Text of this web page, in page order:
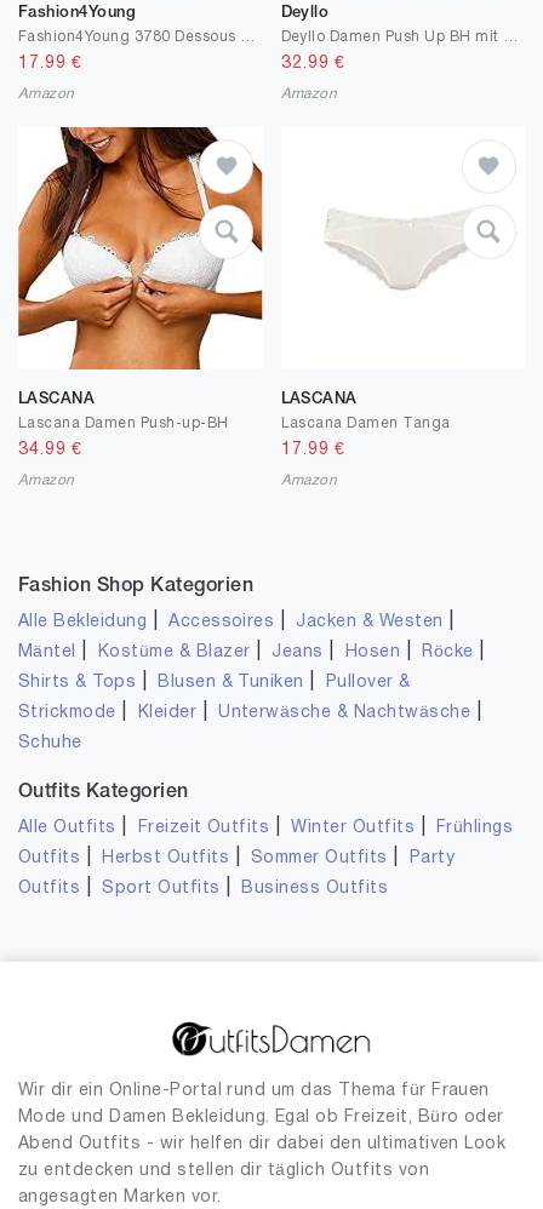
Fashion4Young
17.99 €
Amazon
Deyllo
32.99 €
Amazon
LASCANA
Lascana Damen Push-up-BH
34.99 €
Amazon
LASCANA
Lascana Damen Tanga
17.99 €
Amazon
Fashion Shop Kategorien
Alle Bekleidung |Accessoires Jacken & Westen
Mäntel Kostüme & Blazer Jeans Hosen Röcke
Shirts & Tops Blusen & Tuniken
Pullover &
Strickmode
Kleider |Unterwäsche & Nachtwäsche
Schuhe
Outfits Kategorien
Alle Outfits Freizeit Outfits |Winter Outfits
Frühlings
Outfits
Herbst Outfits Sommer Outfits
Party
Outfits
Sport Outfits Business Outfits
Wir dir ein Online-Portal rund um das Thema für Frauen
Mode und Damen Bekleidung. Egal ob Freizeit, Büro oder
Abend Outfits - wir helfen dir dabei den ultimativen Look
zu entdecken und stellen dir täglich Outfits von
angesagten Marken vor.